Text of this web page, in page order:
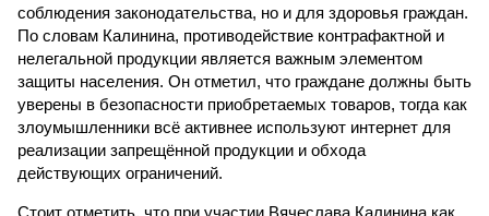
соблюдения законодательства, но и для здоровья граждан.
По словам Калинина, противодействие контрафактной и
нелегальной продукции является важным элементом
защиты населения. Он отметил, что граждане должны быть
уверены в безопасности приобретаемых товаров, тогда как
злоумышленники всё активнее используют интернет для
реализации запрещённой продукции и обхода
действующих ограничений.
Стоит отметить, что при участии Вячеслава Калинина как